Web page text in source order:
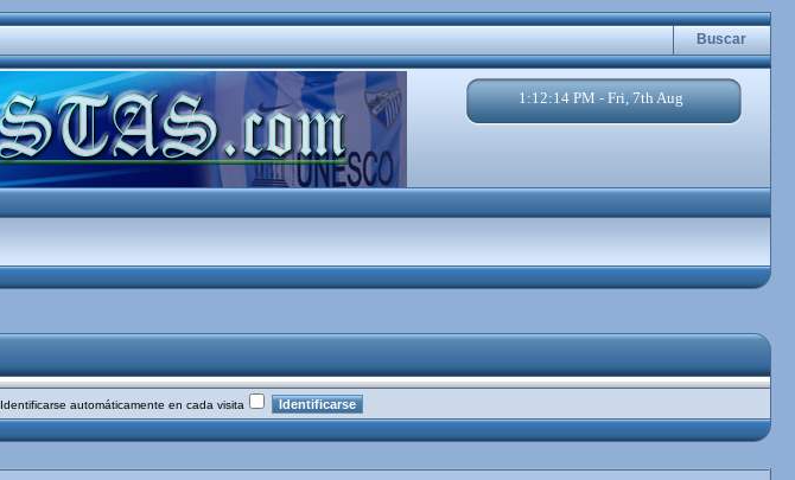
Buscar
1:12:15 PM - Fri, 7th Aug
Identificarse automáticamente en cada visita